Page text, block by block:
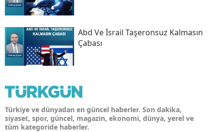
Abd Ve İsrail Taşeronsuz Kalmasın
Çabası
Türkiye ve dünyadan en güncel haberler. Son dakika,
siyaset, spor, güncel, magazin, ekonomi, dünya, yerel ve
tüm kategoride haberler.